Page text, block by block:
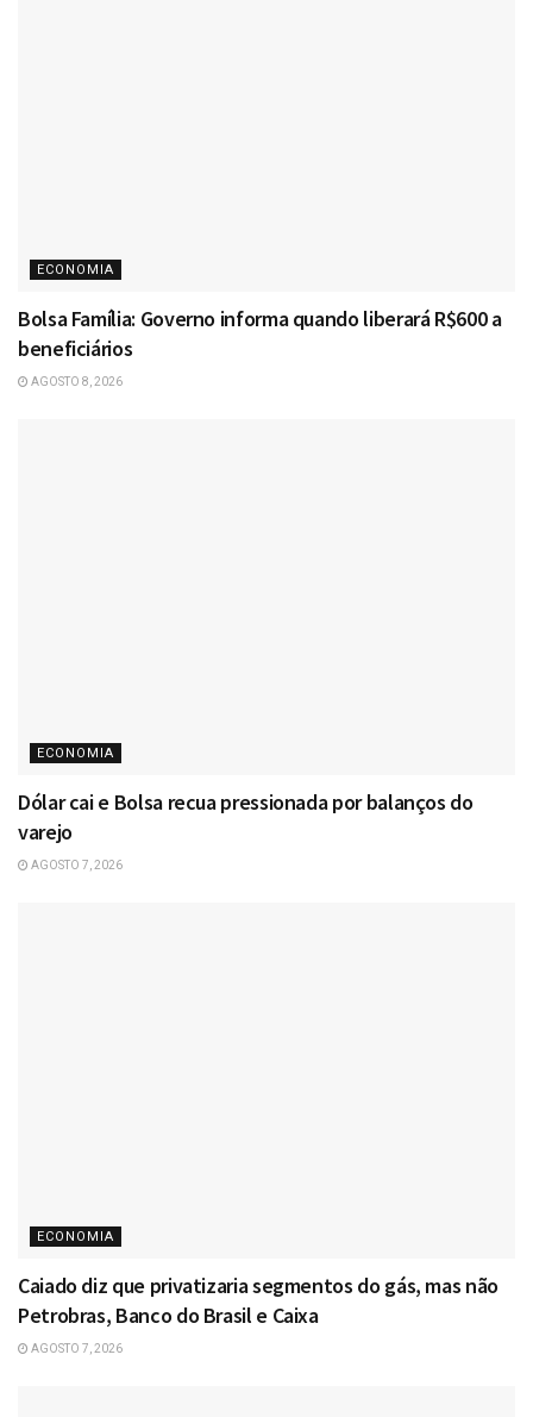
ECONOMIA
Bolsa Família: Governo informa quando liberará R$600 a
beneficiários
AGOSTO 8, 2026
ECONOMIA
Dólar cai e Bolsa recua pressionada por balanços do
varejo
AGOSTO 7, 2026
ECONOMIA
Caiado diz que privatizaria segmentos do gás, mas não
Petrobras, Banco do Brasil e Caixa
AGOSTO 7, 2026